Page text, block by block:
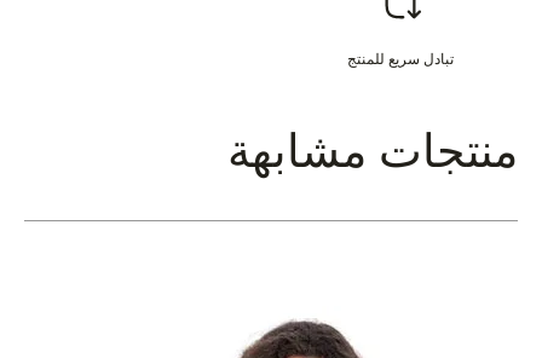
تبادل سريع للمنتج
منتجات مشابهة